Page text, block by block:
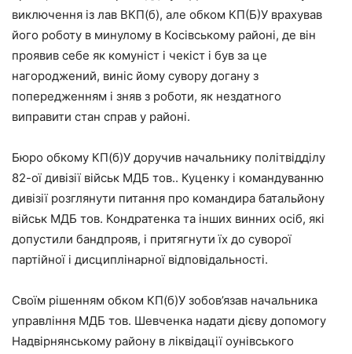
виключення із лав ВКП(б), але обком КП(Б)У врахував
його роботу в минулому в Косівському районі, де він
проявив себе як комуніст і чекіст і був за це
нагороджений, виніс йому сувору догану з
попередженням і зняв з роботи, як нездатного
виправити стан справ у районі.
Бюро обкому КП(б)У доручив начальнику політвідділу
82-ої дивізії військ МДБ тов.. Куценку і командуванню
дивізії розглянути питання про командира батальйону
військ МДБ тов. Кондратенка та інших винних осіб, які
допустили бандпрояв, і притягнути їх до суворої
партійної і дисциплінарної відповідальності.
Своїм рішенням обком КП(б)У зобов’язав начальника
управління МДБ тов. Шевченка надати дієву допомогу
Надвірнянському району в ліквідації оунівського